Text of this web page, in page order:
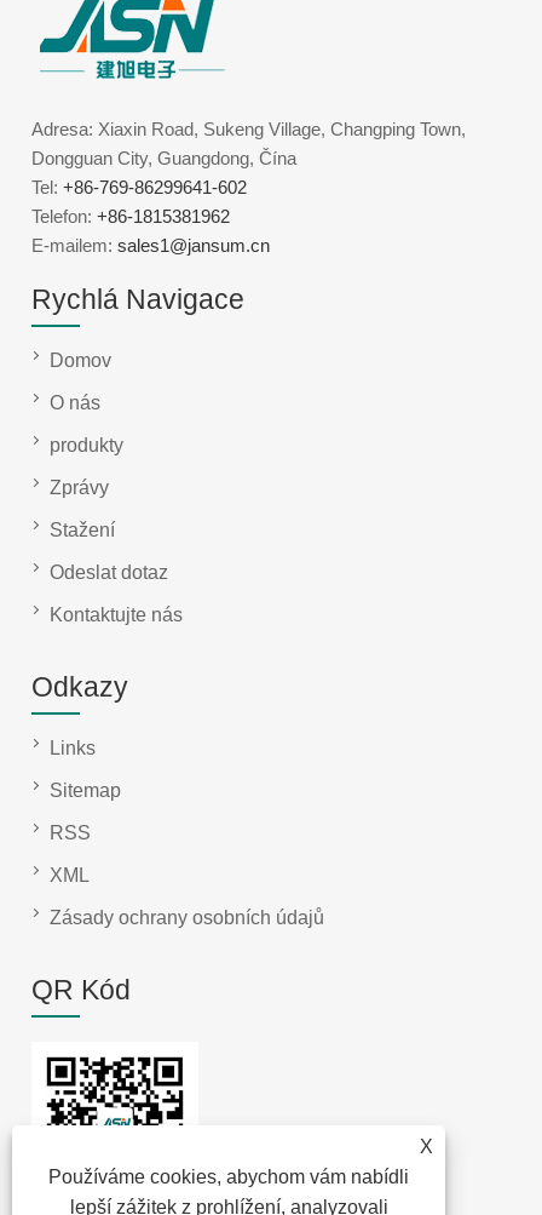
X
Používáme cookies, abychom vám nabídli
lepší zážitek z prohlížení, analyzovali
Adresa: Xiaxin Road, Sukeng Village, Changping Town,
Dongguan City, Guangdong, Čína
Tel:+86-769-86299641-602
Telefon:+86-1815381962
E-mailem:sales1@jansum.cn
Rychlá Navigace
Domov
O nás
produkty
Zprávy
Stažení
Odeslat dotaz
Kontaktujte nás
Odkazy
Links
Sitemap
RSS
XML
Zásady ochrany osobních údajů
QR Kód